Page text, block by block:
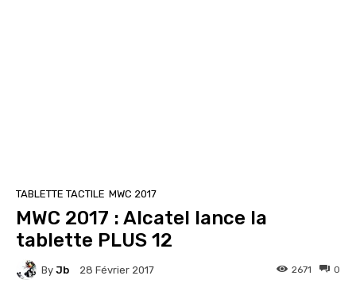
TABLETTE TACTILE MWC 2017
MWC 2017 : Alcatel lance la
tablette PLUS 12
By Jb 28 Février 2017 0
2671